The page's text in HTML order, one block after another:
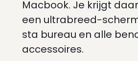
Macbook. Je krijgt
een ultrabreed-
sta bureau en alle
accessoires.